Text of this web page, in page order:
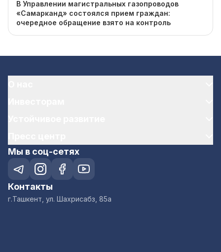
В Управлении магистральных газопроводов
«Самарканд» состоялся прием граждан:
очередное обращение взято на контроль
Мы в соц-сетях
Контакты
г.Ташкент, ул. Шахрисабз, 85а